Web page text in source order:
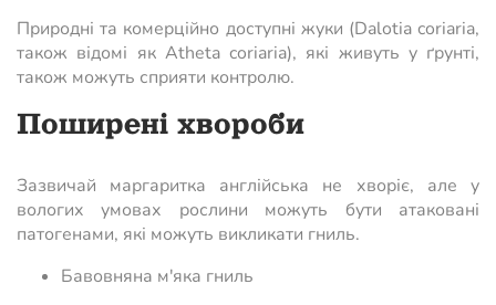
Природні та комерційно доступні жуки (Dalotia coriaria,
також відомі як Atheta coriaria), які живуть у ґрунті,
також можуть сприяти контролю.
Поширені хвороби
Зазвичай маргаритка англійська не хворіє, але у
вологих умовах рослини можуть бути атаковані
патогенами, які можуть викликати гниль.
Бавовняна м'яка гниль